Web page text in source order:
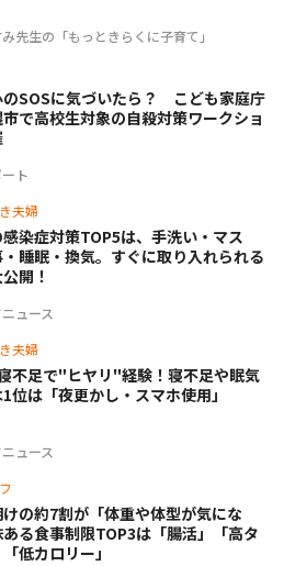
先生の「もっときらくに子育て」
ト
のSOSに気づいたら？ こども家庭庁
で高校生対象の自殺対策ワークショ
夫婦
ュース
染症対策TOP5は、手洗い・マス
睡眠・換気。すぐに取り入れられる
開！
夫婦
ュース
不足で"ヒヤリ"経験！寝不足や眠気
位は「夜更かし・スマホ使用」
の約7割が「体重や体型が気にな
る食事制限TOP3は「腸活」「高タ
低カロリー」